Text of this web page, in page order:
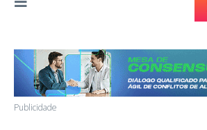
Publicidade